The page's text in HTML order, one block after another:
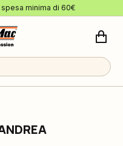
minima di 60€